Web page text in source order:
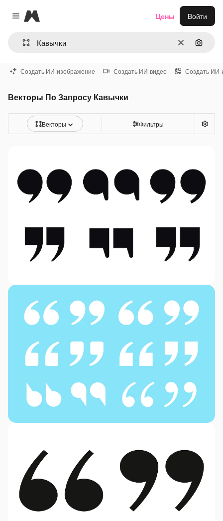
Close menu
Magnific
ОчиститьПоиск
Цены Войти
Создать ИИ-изображение Создать ИИ-видео Создать ИИ-
Векторы По Запросу Кавычки
Векторы Фильтры